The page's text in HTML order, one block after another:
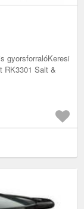
gyorsforralóKeresi
RK3301 Salt &